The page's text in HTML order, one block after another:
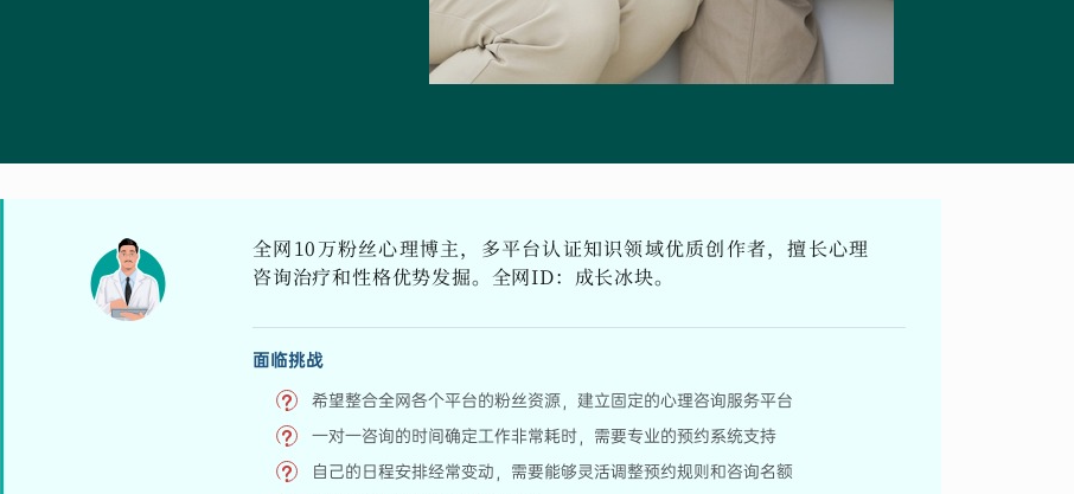
全网10万粉丝心理博主，多平台认证知识领域优质创作者，擅长心理
咨询治疗和性格优势发掘。全网ID：成长冰块。
面临挑战
希望整合全网各个平台的粉丝资源，建立固定的心理咨询服务平台
一对一咨询的时间确定工作非常耗时，需要专业的预约系统支持
自己的日程安排经常变动，需要能够灵活调整预约规则和咨询名额